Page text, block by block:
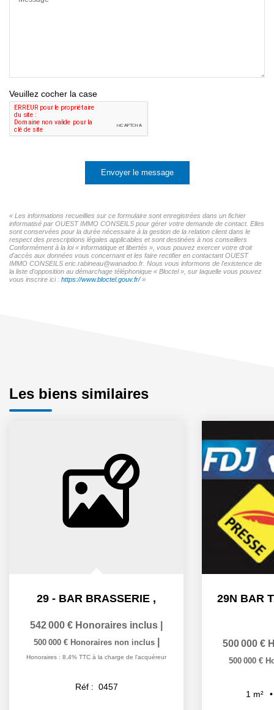
Veuillez cocher la case
Envoyer le message
« Les informations recueillies sur ce formulaire sont enregistrées dans un fichier
informatisé par OUEST IMMO CONSEILS pour gérer votre demande de contact. Elles
sont conservées pour la durée nécessaire à la gestion de la relation client dans le
respect des prescriptions légales applicables et sont destinées à nos conseillers
Conformément à la loi « informatique et libertés », vous pouvez exercer votre droit
d'accès aux données vous concernant et les faire rectifier en contactant OUEST
IMMO CONSEILS eric.rabineau@wanadoo.fr. Nous vous informons de l'existence de
la liste d'opposition au démarchage téléphonique « Bloctel », sur laquelle vous pouvez
vous inscrire ici : https://www.bloctel.gouv.fr/»
Les biens similaires
29 - BAR BRASSERIE ,
542 000 € Honoraires inclus
500 000 € Honoraires non inclus
Honoraires : 8,4% TTC à la charge de l'acquéreur
Réf : 0457
500 000 €
500 000 €
1 m²